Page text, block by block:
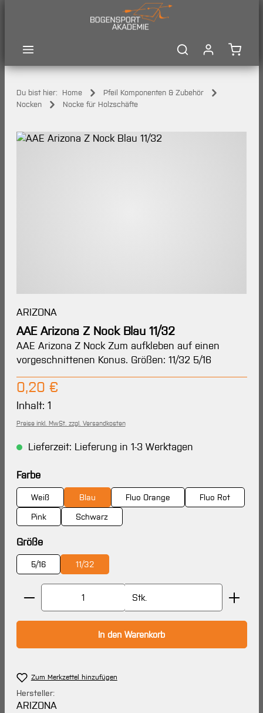
Du bist hier: Home
Pfeil Komponenten & Zubehör
Nocken
Nocke für Holzschäfte
Bildergalerie überspringen
ARIZONA
AAE Arizona Z Nock Blau 11/32
AAE Arizona Z Nock Zum aufkleben auf einen
vorgeschnittenen Konus. Größen: 11/32 5/16
Regulärer Preis:
0,20 €
Inhalt: 1
Preise inkl. MwSt. zzgl. Versandkosten
Lieferzeit: Lieferung in 1-3 Werktagen
Farbeauswählen
Weiß Blau Fluo Orange
Fluo Rot
Pink
Schwarz
Größeauswählen
5/16 11/32
Produkt Anzahl: Gib den gewünschten Wert ein
Stk.
In den Warenkorb
Zum Merkzettel hinzufügen
Hersteller:
ARIZONA